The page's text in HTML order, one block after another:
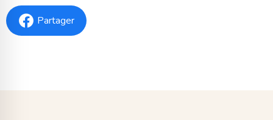
Partager